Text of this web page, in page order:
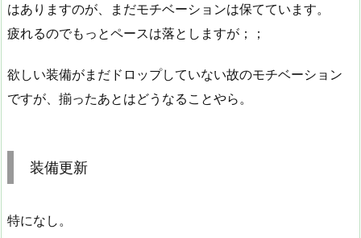
はありますのが、まだモチベーションは保てています。
疲れるのでもっとペースは落としますが；；
欲しい装備がまだドロップしていない故のモチベーション
ですが、揃ったあとはどうなることやら。
装備更新
特になし。